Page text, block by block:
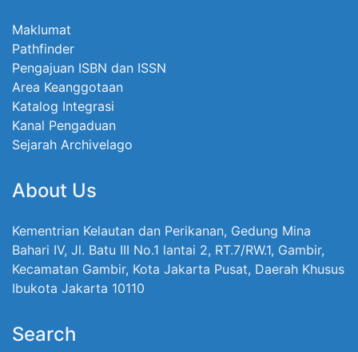
Maklumat
Pathfinder
Pengajuan ISBN dan ISSN
Area Keanggotaan
Katalog Integrasi
Kanal Pengaduan
Sejarah Archivelago
About Us
Kementrian Kelautan dan Perikanan, Gedung Mina
Bahari IV, Jl. Batu III No.1 lantai 2, RT.7/RW.1, Gambir,
Kecamatan Gambir, Kota Jakarta Pusat, Daerah Khusus
Ibukota Jakarta 10110
Search